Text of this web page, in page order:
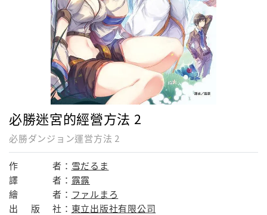
必勝迷宮的經營方法 2
必勝ダンジョン運営方法 2
作 者： 雪だるま
譯
者： 露露
繪
者： ファルまろ
出
版 社： 東立出版社有限公司